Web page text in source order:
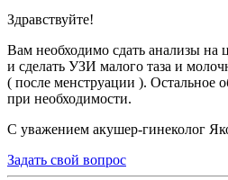
Здравствуйте!
Вам необходимо сдать анализы
и сделать УЗИ малого таза и
( после менструации ). Остальное
при необходимости.
С уважением акушер-гинеколог
Задать свой вопрос